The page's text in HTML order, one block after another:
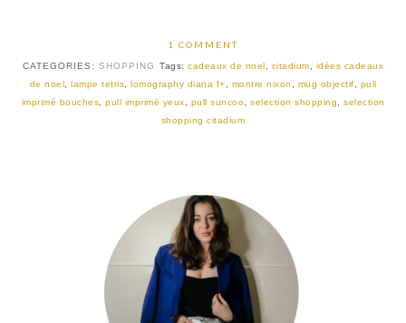
1 COMMENT
CATEGORIES: SHOPPING Tags: cadeaux de noel , citadium, idées cadeaux
de noel , lampe tetris, lomography diana f+, montre nixon , mug objectif, pull
imprimé bouches, pull imprimé yeux, pull suncoo, selection shopping, selection
shopping citadium